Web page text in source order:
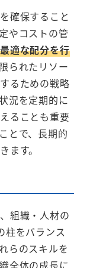
確保すること
やコストの管
適な配分を行
られたリソー
るための戦略
況を定期的に
ることも重要
とで、長期的
ます。
組織・人材の
柱をバランス
らのスキルを
全体の成長に